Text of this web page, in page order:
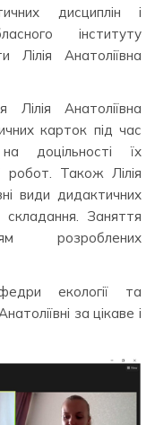
дисциплін і
інституту
Лілія Анатоліївна
Анатоліївна
карток під час
доцільності їх
робот. Також Лілія
види дидактичних
Заняття
розроблених
екології та
за цікаве і